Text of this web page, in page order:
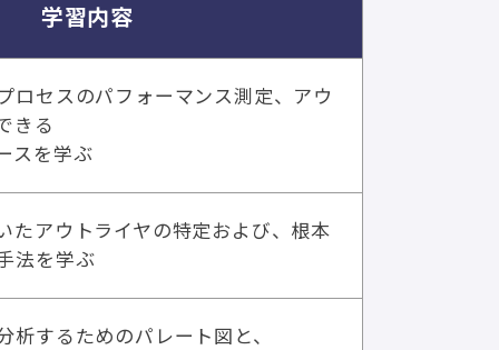
学習内容
ロセスのパフォーマンス測定、アウ
きる
スを学ぶ
たアウトライヤの特定および、根本
法を学ぶ
析するためのパレート図と、